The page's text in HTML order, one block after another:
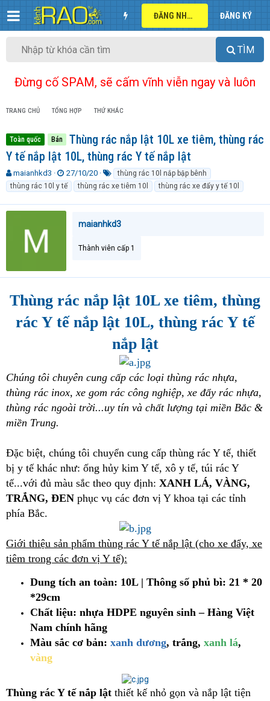
ĐĂNG NHẬP ĐĂNG KÝ
TÌM
Đừng cố SPAM, sẽ cấm vĩnh viễn ngay và luôn
TRANG CHỦ TỔNG HỢP THỨ KHÁC
Toàn quốc Bán
Thùng rác nắp lật 10L xe tiêm, thùng rác
Y tế nắp lật 10L, thùng rác Y tế nắp lật
T
h
r
e
r
r
maianhkd3
N
g
à
y
27/10/20
ừ
k
h
a
thùng rác 10l nắp bập bênh
thùng rác 10l y tế
thùng rác xe tiêm 10l thùng rác xe đẩy y tế 10l
maianhkd3
Thành viên cấp 1
Thùng rác nắp lật 10L xe tiêm, thùng
rác Y tế nắp lật 10L, thùng rác Y tế
nắp lật
Chúng tôi chuyên cung cấp các loại thùng rác nhựa,
thùng rác inox, xe gom rác công nghiệp, xe đẩy rác nhựa,
thùng rác ngoài trời...uy tín và chất lượng tại miền Bắc &
miền Trung.
Đặc biệt, chúng tôi chuyển cung cấp thùng rác Y tế, thiết
bị y tế khác như: ống hủy kim Y tế, xô y tế, túi rác Y
tế...với đủ màu sắc theo quy định: XANH LÁ, VÀNG,
TRẮNG, ĐEN phục vụ các đơn vị Y khoa tại các tỉnh
phía Bắc.
Giới thiệu sản phẩm thùng rác Y tế nắp lật (cho xe đẩy, xe
tiêm trong các đơn vị Y tế):
Dung tích an toàn: 10L | Thông số phủ bì: 21 * 20
*29cm
Chất liệu: nhựa HDPE nguyên sinh – Hàng Việt
Nam chính hãng
Màu sắc cơ bản: xanh dương, trắng, xanh lá,
vàng
Thùng rác Y tế nắp lật thiết kế nhỏ gọn và nắp lật tiện